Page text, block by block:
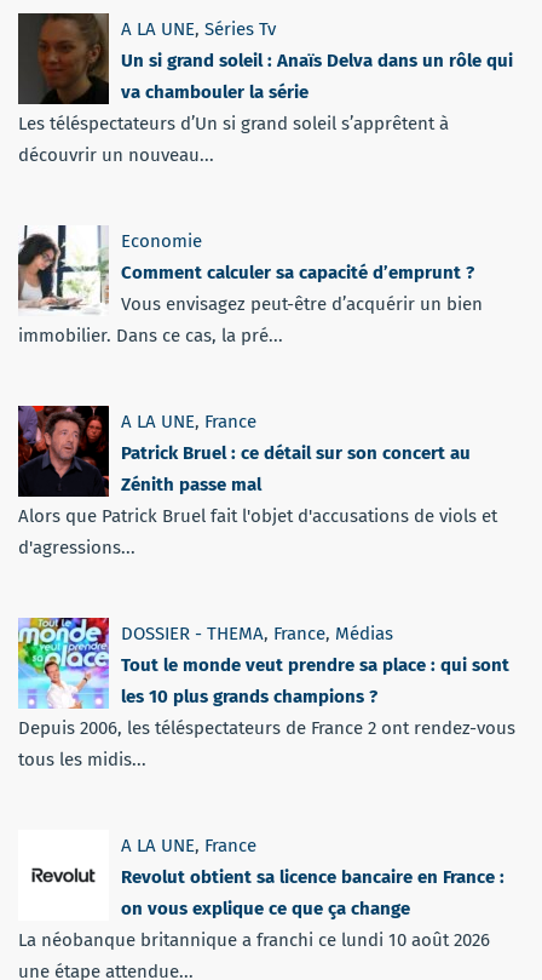
A LA UNE, Séries Tv
Un si grand soleil : Anaïs Delva dans un rôle qui
va chambouler la série
Les téléspectateurs d’Un si grand soleil s’apprêtent à
découvrir un nouveau...
Economie
Comment calculer sa capacité d’emprunt ?
Vous envisagez peut-être d’acquérir un bien
immobilier. Dans ce cas, la pré...
A LA UNE, France
Patrick Bruel : ce détail sur son concert au
Zénith passe mal
Alors que Patrick Bruel fait l'objet d'accusations de viols et
d'agressions...
DOSSIER - THEMA, France, Médias
Tout le monde veut prendre sa place : qui sont
les 10 plus grands champions ?
Depuis 2006, les téléspectateurs de France 2 ont rendez-vous
tous les midis...
A LA UNE, France
Revolut obtient sa licence bancaire en France :
on vous explique ce que ça change
La néobanque britannique a franchi ce lundi 10 août 2026
une étape attendue...